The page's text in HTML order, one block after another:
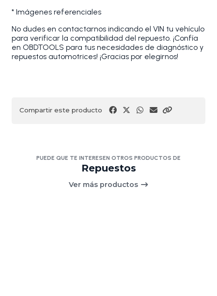
* Imágenes referenciales
No dudes en contactarnos indicando el VIN tu vehículo
para verificar la compatibilidad del repuesto. ¡Confía
en OBDTOOLS para tus necesidades de diagnóstico y
repuestos automotrices! ¡Gracias por elegirnos!
Compartir este producto
PUEDE QUE TE INTERESEN OTROS PRODUCTOS DE
Repuestos
Ver más productos